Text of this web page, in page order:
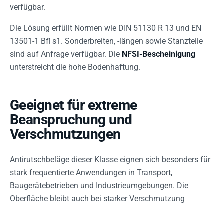
verfügbar.
Die Lösung erfüllt Normen wie DIN 51130 R 13 und EN
13501-1 Bfl s1. Sonderbreiten, -längen sowie Stanzteile
sind auf Anfrage verfügbar. Die NFSI-Bescheinigung
unterstreicht die hohe Bodenhaftung.
Geeignet für extreme
Beanspruchung und
Verschmutzungen
Antirutschbeläge dieser Klasse eignen sich besonders für
stark frequentierte Anwendungen in Transport,
Baugerätebetrieben und Industrieumgebungen. Die
Oberfläche bleibt auch bei starker Verschmutzung